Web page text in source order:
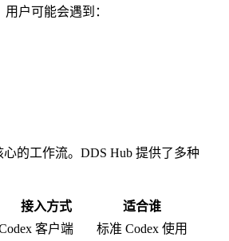
户可能会遇到：
的工作流。DDS Hub 提供了多种
接入方式
适合谁
客户端
标准 Codex 使用